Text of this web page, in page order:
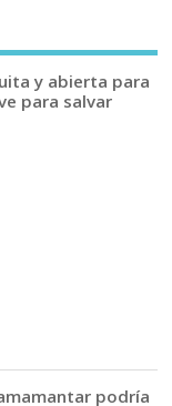
y abierta para
para salvar
podría